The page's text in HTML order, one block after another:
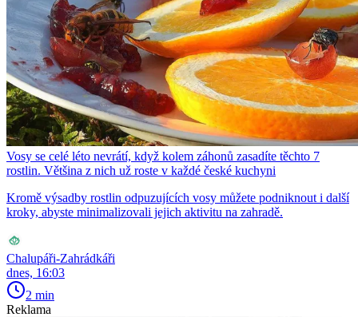
Vosy se celé léto nevrátí, když kolem záhonů zasadíte těchto 7
rostlin. Většina z nich už roste v každé české kuchyni
Kromě výsadby rostlin odpuzujících vosy můžete podniknout i další
kroky, abyste minimalizovali jejich aktivitu na zahradě.
Chalupáři-Zahrádkáři
dnes, 16:03
2 min
Reklama